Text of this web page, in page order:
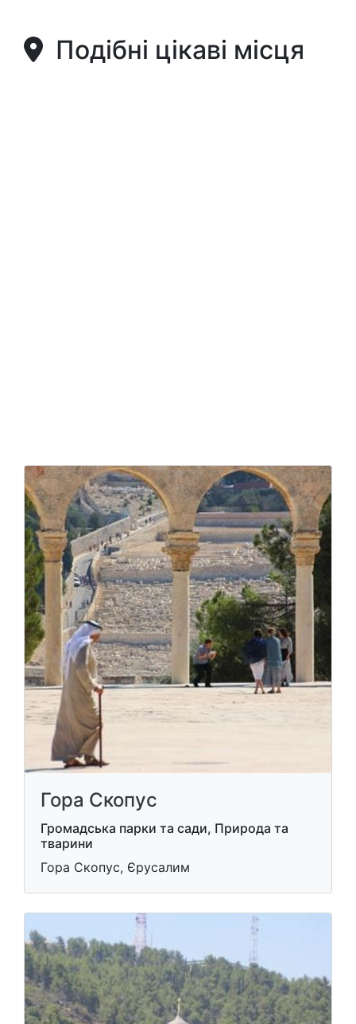
Подібні цікаві місця
Гора Скопус
Громадська парки та сади, Природа та
тварини
Гора Скопус, Єрусалим